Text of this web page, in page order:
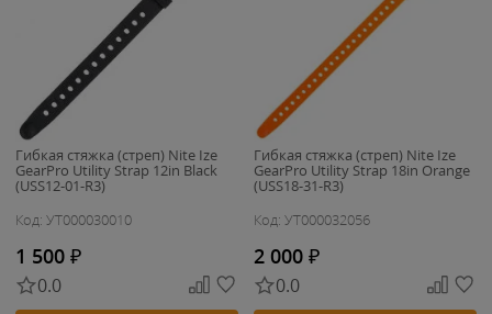
Гибкая стяжка (стреп) Nite Ize
GearPro Utility Strap 12in Black
(USS12-01-R3)
Код: УТ000030010
1 500 ₽
0.0
Гибкая стяжка (стреп) Nite Ize
GearPro Utility Strap 18in Orange
(USS18-31-R3)
Код: УТ000032056
2 000 ₽
0.0